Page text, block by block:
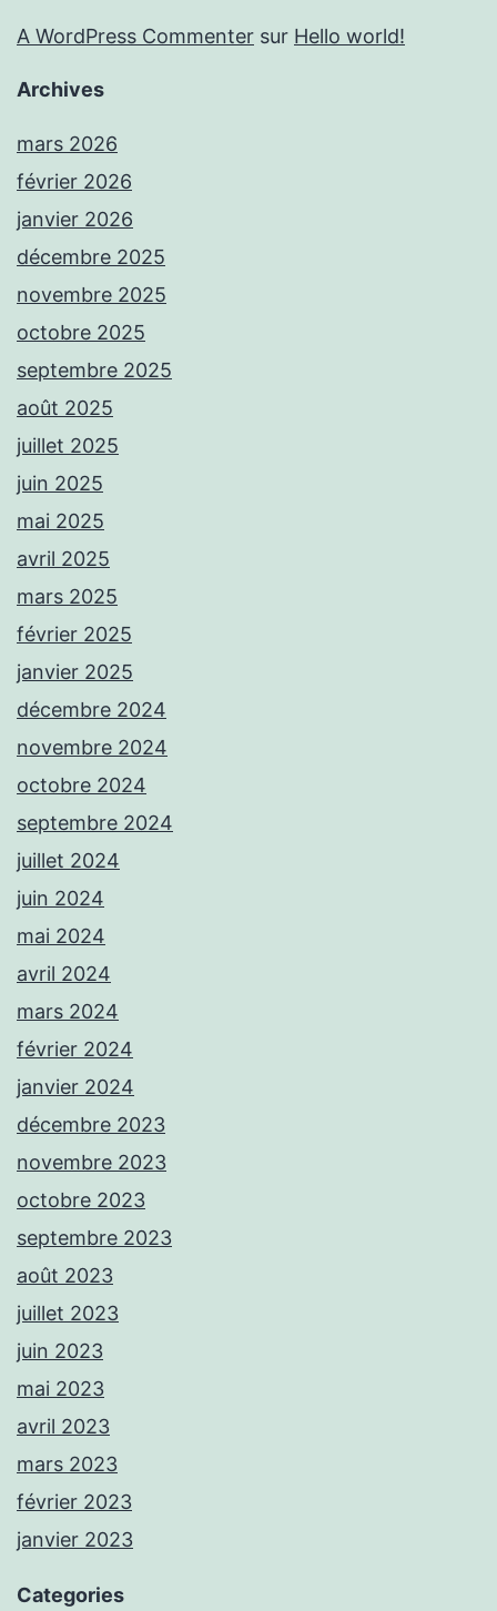
A WordPress Commenter sur Hello world!
Archives
mars 2026
février 2026
janvier 2026
décembre 2025
novembre 2025
octobre 2025
septembre 2025
août 2025
juillet 2025
juin 2025
mai 2025
avril 2025
mars 2025
février 2025
janvier 2025
décembre 2024
novembre 2024
octobre 2024
septembre 2024
juillet 2024
juin 2024
mai 2024
avril 2024
mars 2024
février 2024
janvier 2024
décembre 2023
novembre 2023
octobre 2023
septembre 2023
août 2023
juillet 2023
juin 2023
mai 2023
avril 2023
mars 2023
février 2023
janvier 2023
Categories